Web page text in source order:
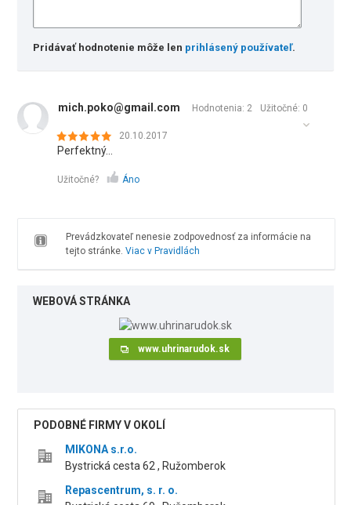
Pridávať hodnotenie môže len prihlásený používateľ.
mich.poko@gmail.com Hodnotenia: 2 Užitočné: 0
20.10.2017
Perfektný...
Užitočné? Áno
Prevádzkovateľ nenesie zodpovednosť za informácie na
tejto stránke. Viac v Pravidlách
WEBOVÁ STRÁNKA
www.uhrinarudok.sk
PODOBNÉ FIRMY V OKOLÍ
MIKONA s.r.o.
Bystrická cesta 62 , Ružomberok
Repascentrum, s. r. o.